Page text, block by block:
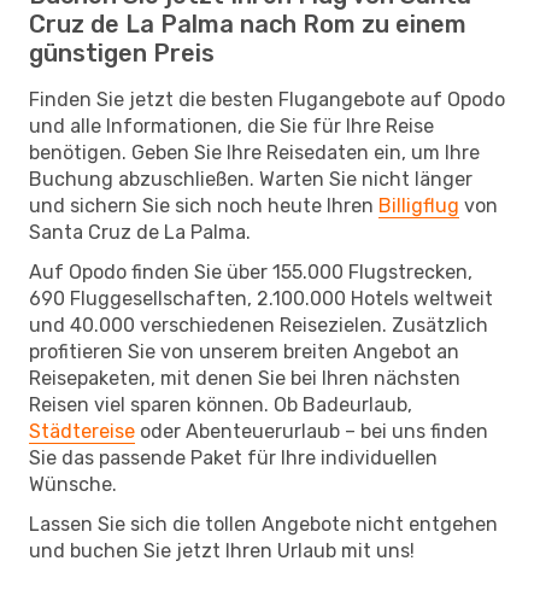
Cruz de La Palma nach Rom zu einem
günstigen Preis
Finden Sie jetzt die besten Flugangebote auf Opodo
und alle Informationen, die Sie für Ihre Reise
benötigen. Geben Sie Ihre Reisedaten ein, um Ihre
Buchung abzuschließen. Warten Sie nicht länger
und sichern Sie sich noch heute Ihren Billigflug von
Santa Cruz de La Palma.
Auf Opodo finden Sie über 155.000 Flugstrecken,
690 Fluggesellschaften, 2.100.000 Hotels weltweit
und 40.000 verschiedenen Reisezielen. Zusätzlich
profitieren Sie von unserem breiten Angebot an
Reisepaketen, mit denen Sie bei Ihren nächsten
Reisen viel sparen können. Ob Badeurlaub,
Städtereise oder Abenteuerurlaub – bei uns finden
Sie das passende Paket für Ihre individuellen
Wünsche.
Lassen Sie sich die tollen Angebote nicht entgehen
und buchen Sie jetzt Ihren Urlaub mit uns!